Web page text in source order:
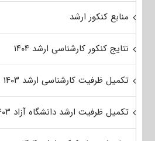
منابع کنکور ارشد
نتایج کنکور کارشناسی ارشد ۱۴۰۴
تکمیل ظرفیت کارشناسی ارشد ۱۴۰۳
تکمیل ظرفیت ارشد دانشگاه آزاد ۱۴۰۳